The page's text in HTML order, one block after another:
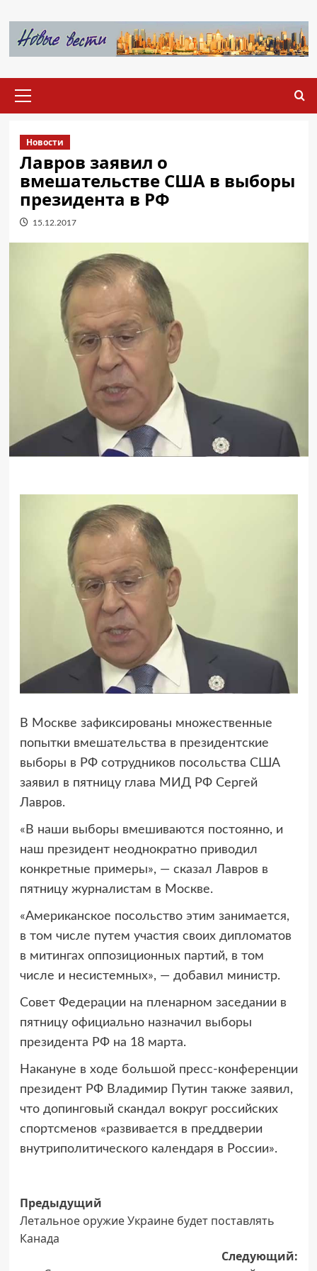
содержимому
меню
Новости
Лавров заявил о
вмешательстве США в выборы
президента в РФ
15.12.2017
В Москве зафиксированы множественные
попытки вмешательства в президентские
выборы в РФ сотрудников посольства США
заявил в пятницу глава МИД РФ Сергей
Лавров.
«В наши выборы вмешиваются постоянно, и
наш президент неоднократно приводил
конкретные примеры», — сказал Лавров в
пятницу журналистам в Москве.
«Американское посольство этим занимается,
в том числе путем участия своих дипломатов
в митингах оппозиционных партий, в том
числе и несистемных», — добавил министр.
Совет Федерации на пленарном заседании в
пятницу официально назначил выборы
президента РФ на 18 марта.
Накануне в ходе большой пресс-конференции
президент РФ Владимир Путин также заявил,
что допинговый скандал вокруг российских
спортсменов «развивается в преддверии
внутриполитического календаря в России».
Навигация
записи
Предыдущий
Летальное оружие Украине будет поставлять
Канада
Следующий: